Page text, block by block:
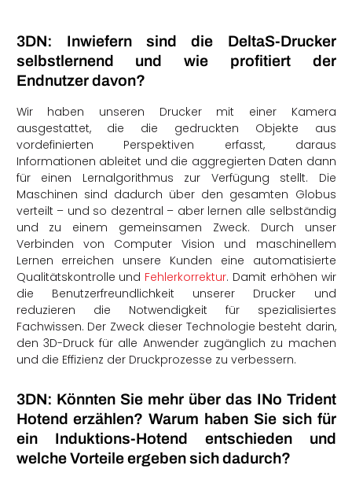
3DN: Inwiefern sind die DeltaS-Drucker
selbstlernend und wie profitiert der
Endnutzer davon?
Wir haben unseren Drucker mit einer Kamera
ausgestattet, die die gedruckten Objekte aus
vordefinierten Perspektiven erfasst, daraus
Informationen ableitet und die aggregierten Daten dann
für einen Lernalgorithmus zur Verfügung stellt. Die
Maschinen sind dadurch über den gesamten Globus
verteilt – und so dezentral – aber lernen alle selbständig
und zu einem gemeinsamen Zweck. Durch unser
Verbinden von Computer Vision und maschinellem
Lernen erreichen unsere Kunden eine automatisierte
Qualitätskontrolle und Fehlerkorrektur. Damit erhöhen wir
die Benutzerfreundlichkeit unserer Drucker und
reduzieren die Notwendigkeit für spezialisiertes
Fachwissen. Der Zweck dieser Technologie besteht darin,
den 3D-Druck für alle Anwender zugänglich zu machen
und die Effizienz der Druckprozesse zu verbessern.
3DN: Könnten Sie mehr über das INo Trident
Hotend erzählen? Warum haben Sie sich für
ein Induktions-Hotend entschieden und
welche Vorteile ergeben sich dadurch?